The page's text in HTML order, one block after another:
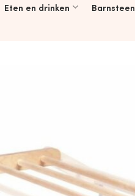
Eten en drinken Barnsteen